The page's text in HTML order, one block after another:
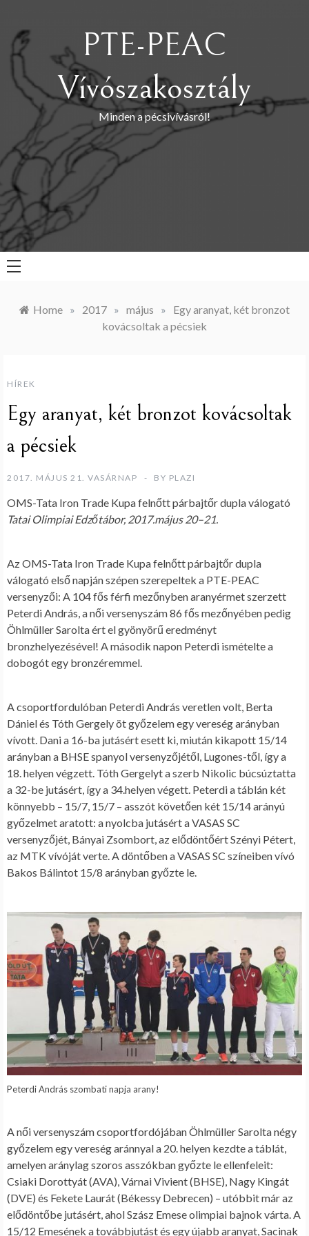
content
PTE-PEAC
Vívószakosztály
Minden a pécsivívásról!
Home » 2017 » május »
Egy aranyat, két bronzot
kovácsoltak a pécsiek
HÍREK
Egy aranyat, két bronzot kovácsoltak
a pécsiek
2017. MÁJUS 21. VASÁRNAP BY PLAZI
OMS-Tata Iron Trade Kupa felnőtt párbajtőr dupla válogató
Tatai Olimpiai Edzőtábor, 2017.május 20–21.
Az OMS-Tata Iron Trade Kupa felnőtt párbajtőr dupla
válogató első napján szépen szerepeltek a PTE-PEAC
versenyzői: A 104 fős férfi mezőnyben aranyérmet szerzett
Peterdi András, a női versenyszám 86 fős mezőnyében pedig
Öhlmüller Sarolta ért el gyönyörű eredményt
bronzhelyezésével! A második napon Peterdi ismételte a
dobogót egy bronzéremmel.
A csoportfordulóban Peterdi András veretlen volt, Berta
Dániel és Tóth Gergely öt győzelem egy vereség arányban
vívott. Dani a 16-ba jutásért esett ki, miután kikapott 15/14
arányban a BHSE spanyol versenyzőjétől, Lugones-től, így a
18. helyen végzett. Tóth Gergelyt a szerb Nikolic búcsúztatta
a 32-be jutásért, így a 34.helyen végett. Peterdi a táblán két
könnyebb – 15/7, 15/7 – asszót követően két 15/14 arányú
győzelmet aratott: a nyolcba jutásért a VASAS SC
versenyzőjét, Bányai Zsombort, az elődöntőért Szényi Pétert,
az MTK vívóját verte. A döntőben a VASAS SC színeiben vívó
Bakos Bálintot 15/8 arányban győzte le.
Peterdi András szombati napja arany!
A női versenyszám csoportfordójában Öhlmüller Sarolta négy
győzelem egy vereség aránnyal a 20. helyen kezdte a táblát,
amelyen aránylag szoros asszókban győzte le ellenfeleit:
Csiaki Dorottyát (AVA), Várnai Vivient (BHSE), Nagy Kingát
(DVE) és Fekete Laurát (Békessy Debrecen) – utóbbit már az
elődöntőbe jutásért, ahol Szász Emese olimpiai bajnok várta. A
15/12 Emesének a továbbjutást és egy újabb aranyat, Sacinak